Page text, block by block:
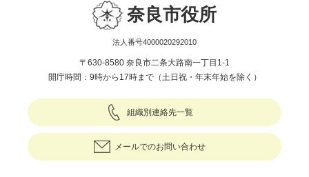
奈良市役所
法人番号4000020292010
〒630-8580 奈良市二条大路南一丁目1-1
開庁時間：9時から17時まで（土日祝・年末年始を除く）
組織別連絡先一覧
メールでのお問い合わせ